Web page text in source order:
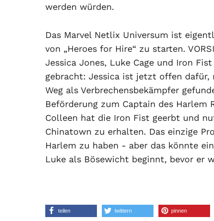
werden würden.
Das Marvel Netlix Universum ist
von „Heroes for Hire“ zu starten.
Jessica Jones, Luke Cage und Iron
gebracht: Jessica ist jetzt offen dafür,
Weg als Verbrechensbekämpfer
Beförderung zum Captain des
Colleen hat die Iron Fist geerbt und
Chinatown zu erhalten. Das einzige
Harlem zu haben - aber das könnte
Luke als Bösewicht beginnt, bevor er
teilen twittern pinnen